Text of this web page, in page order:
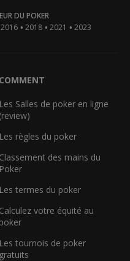
DU POKER
2016 • 2018 • 2021 • 2023
COMMENT
Les Salles de poker en ligne
(review)
Les règles du poker
Classement des mains du
Poker
Les termes du poker
Calculez votre équité au
poker
Les tournois de poker
gratuits